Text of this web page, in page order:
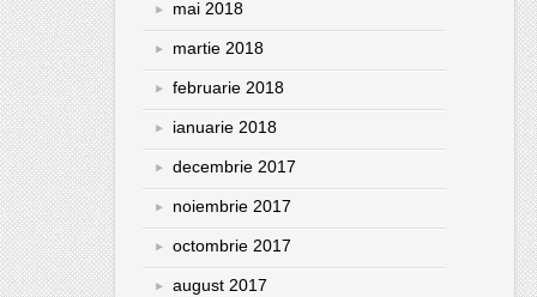
mai 2018
martie 2018
februarie 2018
ianuarie 2018
decembrie 2017
noiembrie 2017
octombrie 2017
august 2017